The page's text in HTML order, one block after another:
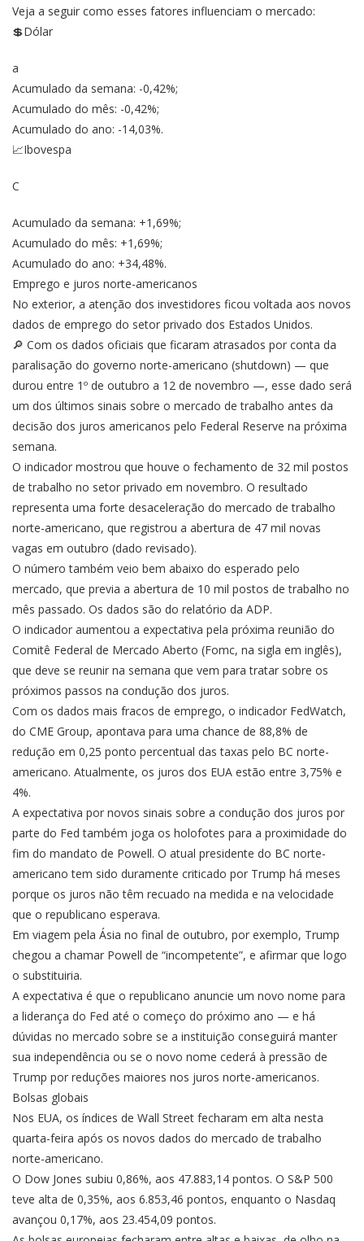
Veja a seguir como esses fatores influenciam o mercado:
💲Dólar
a
Acumulado da semana: -0,42%;
Acumulado do mês: -0,42%;
Acumulado do ano: -14,03%.
📈Ibovespa
C
Acumulado da semana: +1,69%;
Acumulado do mês: +1,69%;
Acumulado do ano: +34,48%.
Emprego e juros norte-americanos
No exterior, a atenção dos investidores ficou voltada aos novos
dados de emprego do setor privado dos Estados Unidos.
🔎 Com os dados oficiais que ficaram atrasados por conta da
paralisação do governo norte-americano (shutdown) — que
durou entre 1º de outubro a 12 de novembro —, esse dado será
um dos últimos sinais sobre o mercado de trabalho antes da
decisão dos juros americanos pelo Federal Reserve na próxima
semana.
O indicador mostrou que houve o fechamento de 32 mil postos
de trabalho no setor privado em novembro. O resultado
representa uma forte desaceleração do mercado de trabalho
norte-americano, que registrou a abertura de 47 mil novas
vagas em outubro (dado revisado).
O número também veio bem abaixo do esperado pelo
mercado, que previa a abertura de 10 mil postos de trabalho no
mês passado. Os dados são do relatório da ADP.
O indicador aumentou a expectativa pela próxima reunião do
Comitê Federal de Mercado Aberto (Fomc, na sigla em inglês),
que deve se reunir na semana que vem para tratar sobre os
próximos passos na condução dos juros.
Com os dados mais fracos de emprego, o indicador FedWatch,
do CME Group, apontava para uma chance de 88,8% de
redução em 0,25 ponto percentual das taxas pelo BC norte-
americano. Atualmente, os juros dos EUA estão entre 3,75% e
4%.
A expectativa por novos sinais sobre a condução dos juros por
parte do Fed também joga os holofotes para a proximidade do
fim do mandato de Powell. O atual presidente do BC norte-
americano tem sido duramente criticado por Trump há meses
porque os juros não têm recuado na medida e na velocidade
que o republicano esperava.
Em viagem pela Ásia no final de outubro, por exemplo, Trump
chegou a chamar Powell de “incompetente”, e afirmar que logo
o substituiria.
A expectativa é que o republicano anuncie um novo nome para
a liderança do Fed até o começo do próximo ano — e há
dúvidas no mercado sobre se a instituição conseguirá manter
sua independência ou se o novo nome cederá à pressão de
Trump por reduções maiores nos juros norte-americanos.
Bolsas globais
Nos EUA, os índices de Wall Street fecharam em alta nesta
quarta-feira após os novos dados do mercado de trabalho
norte-americano.
O Dow Jones subiu 0,86%, aos 47.883,14 pontos. O S&P 500
teve alta de 0,35%, aos 6.853,46 pontos, enquanto o Nasdaq
avançou 0,17%, aos 23.454,09 pontos.